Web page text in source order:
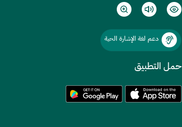
دعم لغة الإشارة الحية
حمل التطبيق